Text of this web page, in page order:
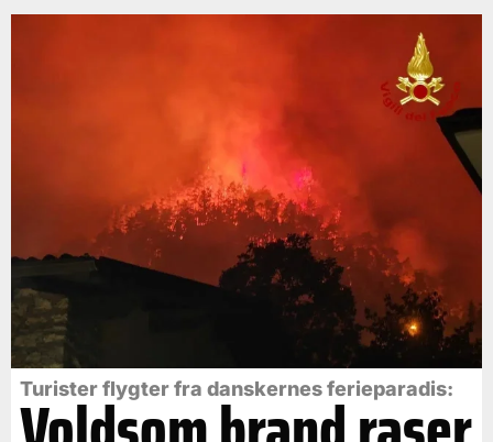
Turister flygter fra danskernes ferieparadis: